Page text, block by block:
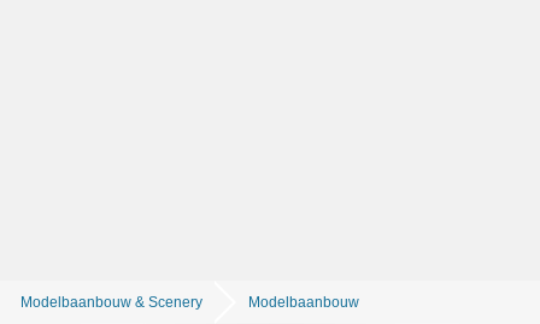
Modelbaanbouw & Scenery Modelbaanbouw